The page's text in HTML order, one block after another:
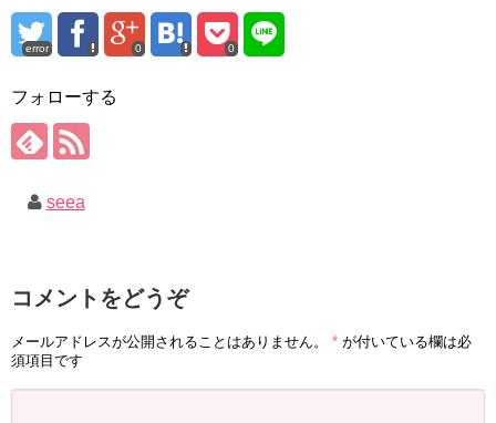
error 0 0
フォローする
seea
コメントをどうぞ
メールアドレスが公開されることはありません。 * が付いている欄は必
須項目です